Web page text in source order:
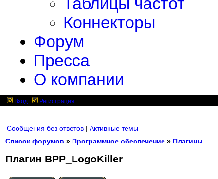
Коннекторы
Форум
Пресса
О компании
Вход Регистрация
Сообщения без ответов | Активные темы
Список форумов » Программное обеспечение » Плагины
Плагин BPP_LogoKiller